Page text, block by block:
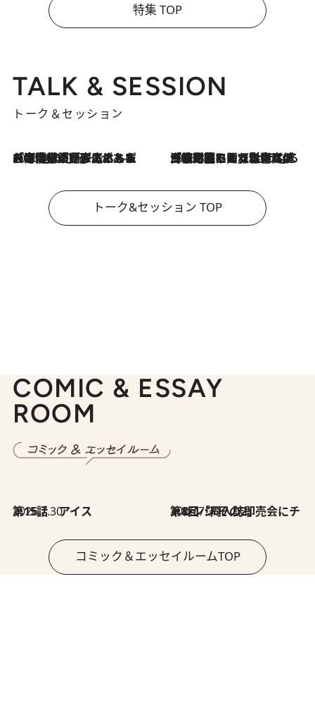
特集 TOP
TALK & SESSION
トーク＆セッション
2026.8.3
「今後値上げがあるとすれば…」「リスクがあるのは今年の冬」エネルギー専門家が語る、ホルムズ海峡封鎖が家庭にもたらす“ある心配” 2026.8.3
「住宅建てられない…」「サーチャージ料の高値が続いている」ホルムズ海峡封鎖による影響はいつまで続く？《エネルギー専門家に聞く“どうなる日本の暮らし”》
トーク&セッション TOP
COMIC & ESSAY
ROOM
2026.7.30
第15話 アイス 2026.7.30
第8回「同人誌即売会にチャレンジ その2」
コミック＆エッセイルームTOP